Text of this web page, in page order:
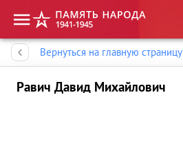
Вернуться на главную страницу
Равич Давид Михайлович
Память народа